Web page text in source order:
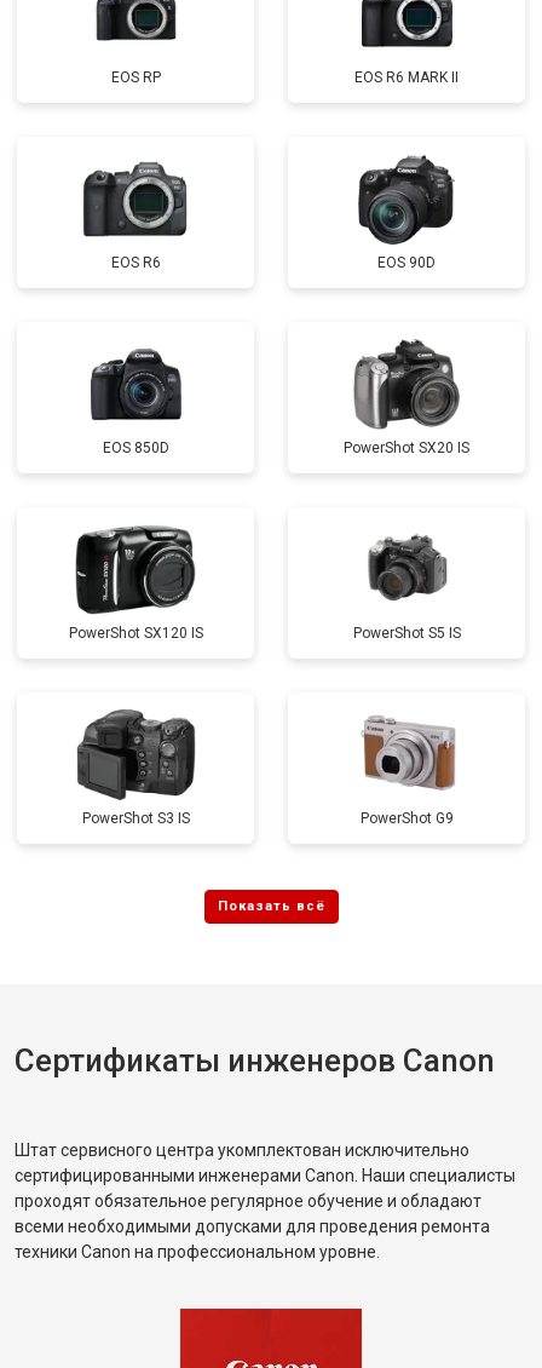
EOS RP EOS R6 MARK II
EOS R6 EOS 90D
EOS 850D PowerShot SX20 IS
PowerShot SX120 IS PowerShot S5 IS
PowerShot S3 IS PowerShot G9
Сертификаты инженеров Canon
Штат сервисного центра укомплектован исключительно
сертифицированными инженерами Canon. Наши специалисты
проходят обязательное регулярное обучение и обладают
всеми необходимыми допусками для проведения ремонта
техники Canon на профессиональном уровне.